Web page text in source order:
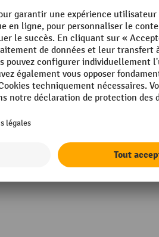
Profondeur
tous les détails techniques